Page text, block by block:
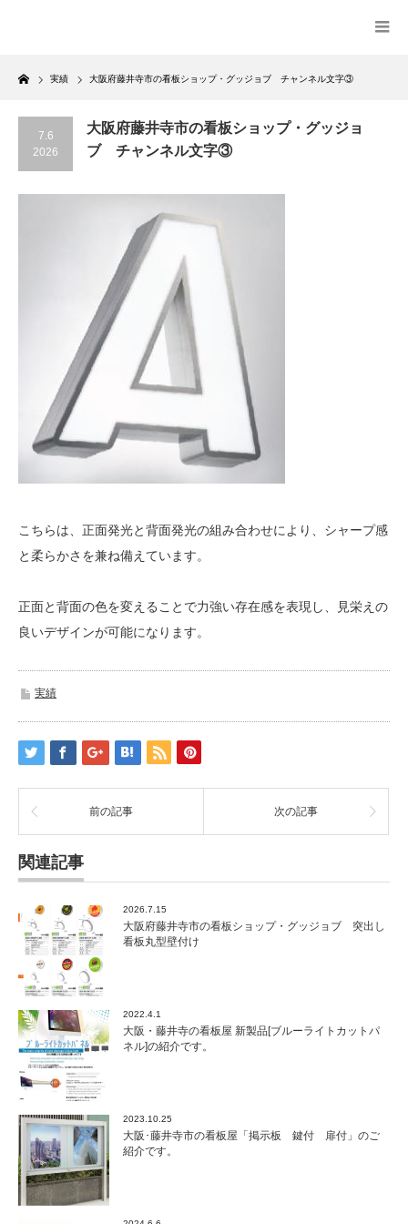
Home
実績 大阪府藤井寺市の看板ショップ・グッジョブ チャンネル文字③
7.6
2026
大阪府藤井寺市の看板ショップ・グッジョ
ブ チャンネル文字③
こちらは、正面発光と背面発光の組み合わせにより、シャープ感
と柔らかさを兼ね備えています。
正面と背面の色を変えることで力強い存在感を表現し、見栄えの
良いデザインが可能になります。
実績
前の記事 次の記事
関連記事
2026.7.15
大阪府藤井寺市の看板ショップ・グッジョブ 突出し
看板丸型壁付け
2022.4.1
大阪・藤井寺の看板屋 新製品[ブルーライトカットパ
ネル]の紹介です。
2023.10.25
大阪･藤井寺市の看板屋「掲示板 鍵付 扉付」のご
紹介です。